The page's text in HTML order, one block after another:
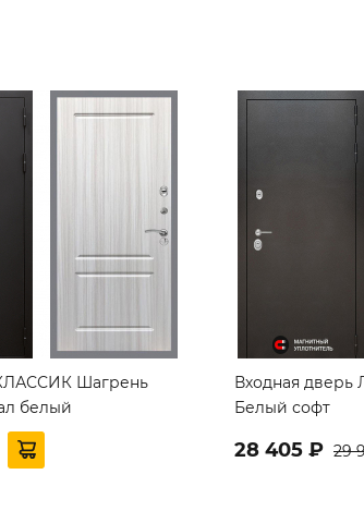
Шагрень
белый
Входная дверь
Белый софт
28 405 ₽ 29